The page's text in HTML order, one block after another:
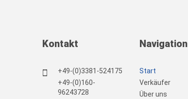
Kontakt
+49-(0)3381-524175
+49-(0)160-
96243728
Navigation
Start
Verkäufer
Über uns